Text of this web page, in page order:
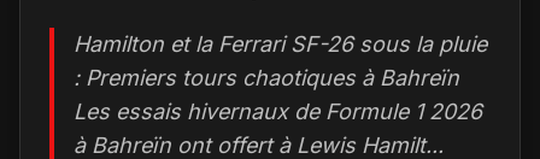
Hamilton et la Ferrari SF-26 sous la pluie
: Premiers tours chaotiques à Bahreïn
Les essais hivernaux de Formule 1 2026
à Bahreïn ont offert à Lewis Hamilt...